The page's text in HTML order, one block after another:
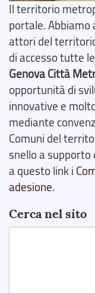
Il territorio
portale. Abbiamo
attori del
di accesso tutte
Genova Città
opportunità di
innovative e
mediante
Comuni del
snello a
a questo link i
adesione.
Cerca nel sito